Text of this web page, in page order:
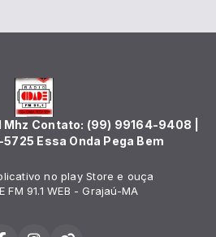
Mhz Contato: (99) 99164-9408 |
Essa Onda Pega Bem
no play Store e ouça
FM 91.1 WEB - Grajaú-MA